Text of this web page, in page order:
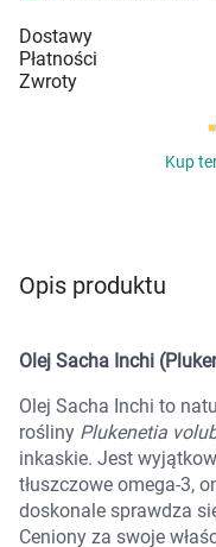
Zdrowy styl życia
Sprzęt medyczny
Grupy produktowe
Marki
Dostawy
Płatności
Zwroty
Kup
Opis produktu
Olej Sacha Inchi
Olej Sacha Inchi to
rośliny Plukenetia
inkaskie. Jest
tłuszczowe omega-3,
doskonale sprawdza
Ceniony za swoje